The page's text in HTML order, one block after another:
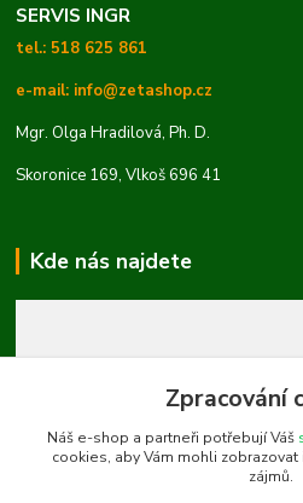
SERVIS INGR
tel.: 518 625 861
e-mail: info@zetashop.cz
Mgr. Olga Hradilová, Ph. D.
Skoronice 169, Vlkoš 696 41
Kde nás najdete
Zpracování
Náš e-shop a partneři potřebují Váš
cookies, aby Vám mohli zobrazovat
zájmů.